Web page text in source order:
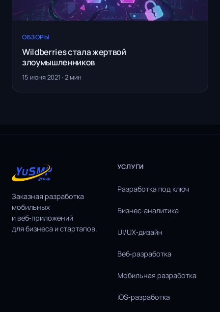
ОБЗОРЫ
Wildberries стала жертвой
злоумышленников
15 июня 2021 · 2 мин
Заказная разработка
мобильных
и веб‑приложений
для бизнеса и стартапов.
УСЛУГИ
Разработка под ключ
Бизнес‑аналитика
UI/UX‑дизайн
Веб‑разработка
Мобильная разработка
iOS‑разработка